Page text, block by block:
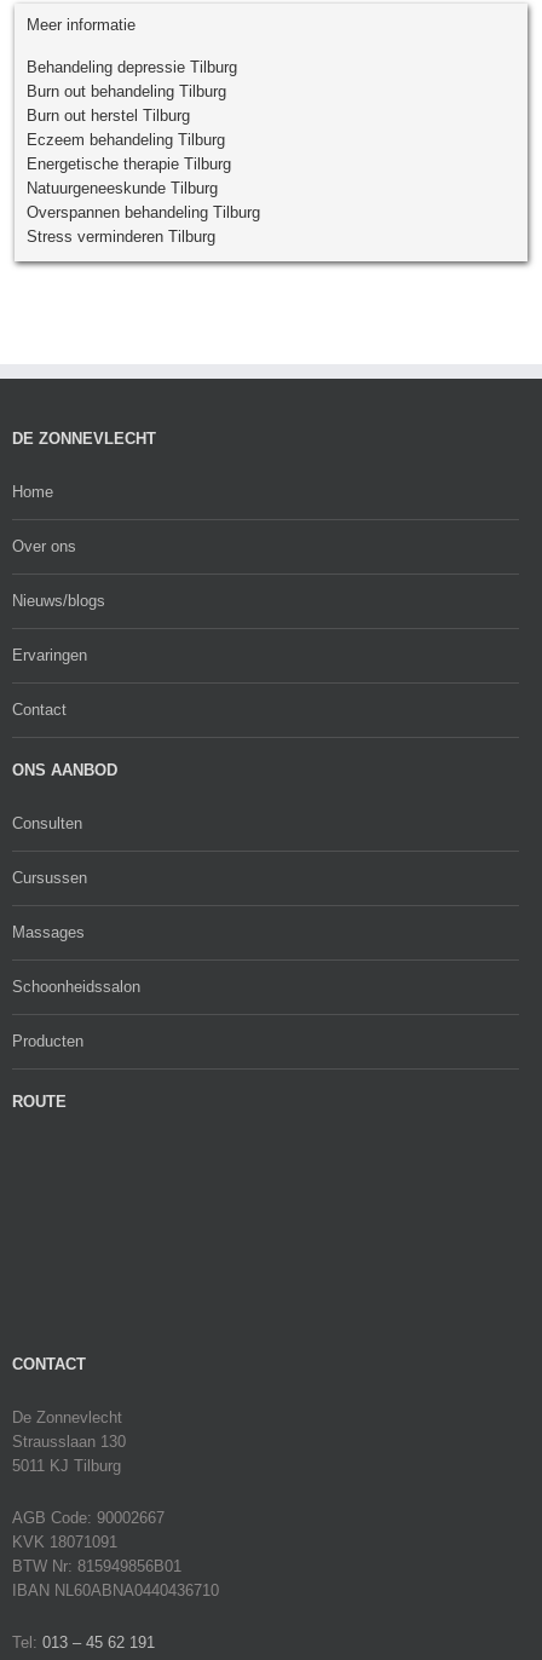
Meer informatie
Behandeling depressie Tilburg
Burn out behandeling Tilburg
Burn out herstel Tilburg
Eczeem behandeling Tilburg
Energetische therapie Tilburg
Natuurgeneeskunde Tilburg
Overspannen behandeling Tilburg
Stress verminderen Tilburg
DE ZONNEVLECHT
Home
Over ons
Nieuws/blogs
Ervaringen
Contact
ONS AANBOD
Consulten
Cursussen
Massages
Schoonheidssalon
Producten
ROUTE
CONTACT
De Zonnevlecht
Strausslaan 130
5011 KJ Tilburg
AGB Code: 90002667
KVK 18071091
BTW Nr: 815949856B01
IBAN NL60ABNA0440436710
Tel: 013 – 45 62 191